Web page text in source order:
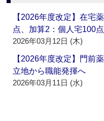
【2026年度改定】在宅
点、加算2：個人宅100
2026年03月12日 (木)
【2026年度改定】門前
立地から職能発揮へ
2026年03月11日 (水)